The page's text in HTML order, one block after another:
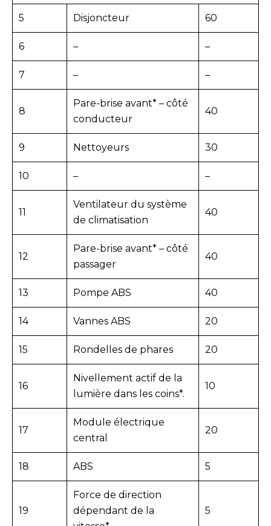
5 Disjoncteur 60
6 – –
7 – –
8
Pare-brise avant* – côté
conducteur
40
9 Nettoyeurs 30
10 – –
11
Ventilateur du système
de climatisation
40
12
Pare-brise avant* – côté
passager
40
13 Pompe ABS 40
14 Vannes ABS 20
15 Rondelles de phares 20
16
Nivellement actif de la
lumière dans les coins*.
10
17
Module électrique
central
20
18 ABS 5
19
Force de direction
dépendant de la
5